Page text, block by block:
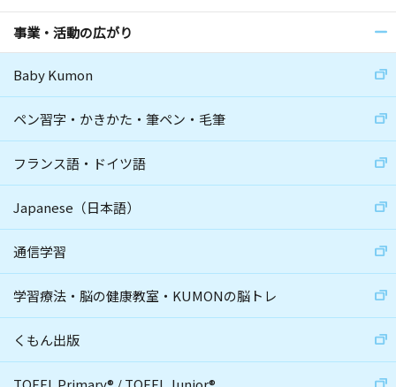
事業・活動の広がり
Baby Kumon
ペン習字・かきかた・筆ペン・毛筆
フランス語・ドイツ語
Japanese（日本語）
通信学習
学習療法・脳の健康教室・KUMONの脳トレ
くもん出版